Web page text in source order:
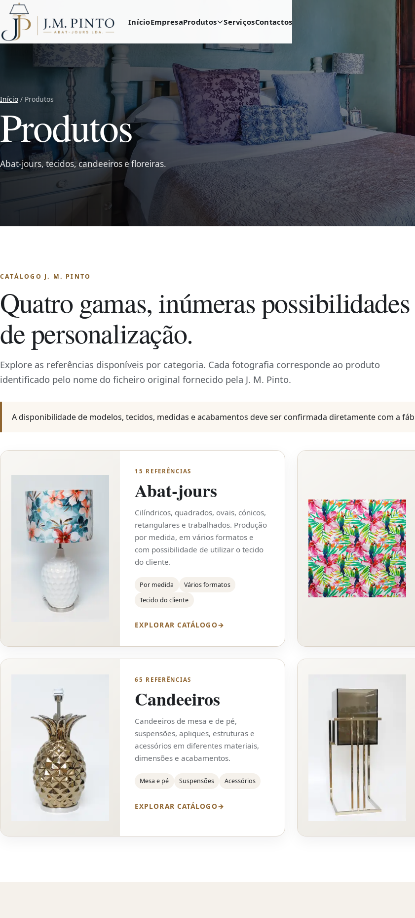
InícioEmpresaProdutos ServiçosContactos
Início / Produtos
Produtos
Abat-jours, tecidos, candeeiros e floreiras.
CATÁLOGO J. M. PINTO
Quatro gamas, inúmeras possibilidades
de personalização.
Explore as referências disponíveis por categoria. Cada fotografia corresponde ao produto
identificado pelo nome do ficheiro original fornecido pela J. M. Pinto.
A disponibilidade de modelos, tecidos, medidas e acabamentos deve ser confirmada diretamente com a
15 REFERÊNCIAS
Abat-jours
Cilíndricos, quadrados, ovais, cónicos,
retangulares e trabalhados. Produção
por medida, em vários formatos e
com possibilidade de utilizar o tecido
do cliente.
Por medida
Vários formatos
Tecido do cliente
EXPLORAR CATÁLOGO→
65 REFERÊNCIAS
Candeeiros
Candeeiros de mesa e de pé,
suspensões, apliques, estruturas e
acessórios em diferentes materiais,
dimensões e acabamentos.
Mesa e pé Suspensões Acessórios
EXPLORAR CATÁLOGO→